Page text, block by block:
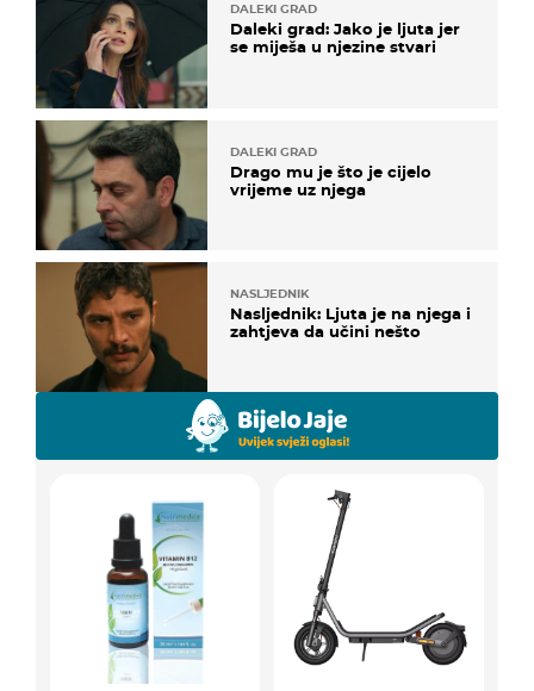
DALEKI GRAD
Daleki grad: Jako je ljuta jer
se miješa u njezine stvari
DALEKI GRAD
Drago mu je što je cijelo
vrijeme uz njega
NASLJEDNIK
Nasljednik: Ljuta je na njega i
zahtjeva da učini nešto